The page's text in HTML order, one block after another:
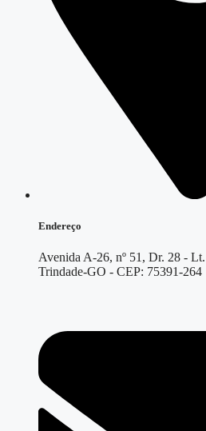
Endereço
Avenida A-26, nº 51, Dr. 28 -
Trindade-GO - CEP: 75391-264